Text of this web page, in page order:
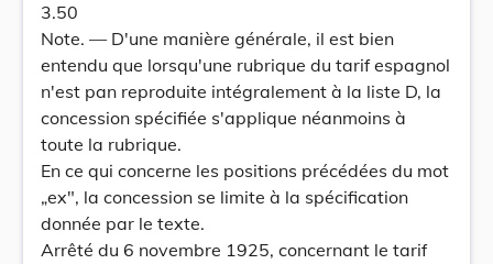
3.50
Note. — D'une manière générale, il est bien
entendu que lorsqu'une rubrique du tarif espagnol
n'est pan reproduite intégralement à la liste D, la
concession spécifiée s'applique néanmoins à
toute la rubrique.
En ce qui concerne les positions précédées du mot
„ex", la concession se limite à la spécification
donnée par le texte.
Arrêté du 6 novembre 1925, concernant le tarif